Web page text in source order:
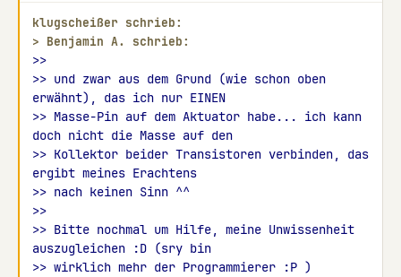
klugscheißer schrieb:
> Benjamin A. schrieb:
>>
>> und zwar aus dem Grund (wie schon oben
erwähnt), das ich nur EINEN
>> Masse-Pin auf dem Aktuator habe... ich kann
doch nicht die Masse auf den
>> Kollektor beider Transistoren verbinden, das
ergibt meines Erachtens
>> nach keinen Sinn ^^
>>
>> Bitte nochmal um Hilfe, meine Unwissenheit
auszugleichen :D (sry bin
>> wirklich mehr der Programmierer :P )